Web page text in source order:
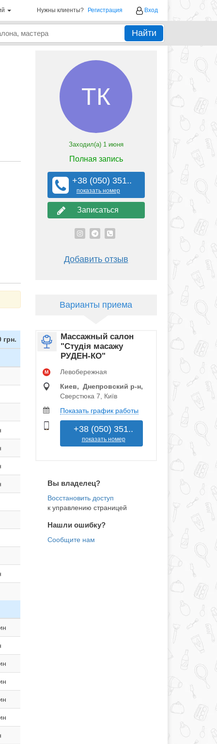
Нужны клиенты? Регистрация Вход
Найти
грн.
ТК
Заходил(а) 1 июня
Полная запись
+38 (050) 351..
показать номер
Записаться
Добавить отзыв
Варианты приема
Массажный салон
"Студія масажу
РУДЕН-КО"
M
Левобережная
Киев, Днепровский р‑н,
Сверстюка 7, Київ
Показать график работы
+38 (050) 351..
показать номер
Вы владелец?
к управлению страницей
Нашли ошибку?